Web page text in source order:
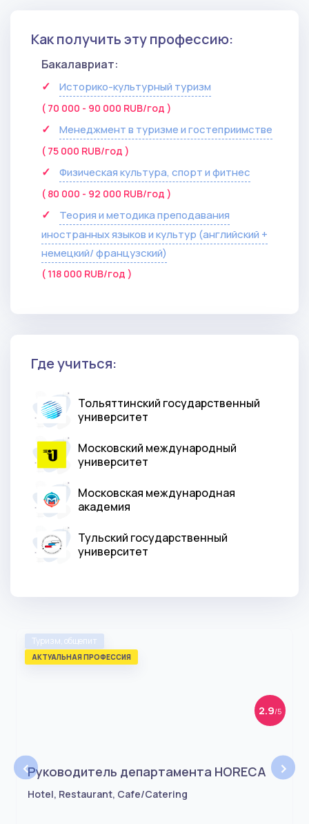
Как получить эту профессию:
Бакалавриат:
Историко-культурный туризм
( 70 000 - 90 000 RUB/год )
Менеджмент в туризме и гостеприимстве
( 75 000 RUB/год )
Физическая культура, спорт и фитнес
( 80 000 - 92 000 RUB/год )
Теория и методика преподавания
иностранных языков и культур (английский +
немецкий/ французский)
( 118 000 RUB/год )
Где учиться:
Тольяттинский государственный
университет
Московский международный
университет
Московская международная
академия
Тульский государственный
университет
‹
Туризм, общепит
АКТУАЛЬНАЯ ПРОФЕССИЯ
2.9/5
Руководитель департамента HORECA
Hotel, Restaurant, Cafe/Catering
›